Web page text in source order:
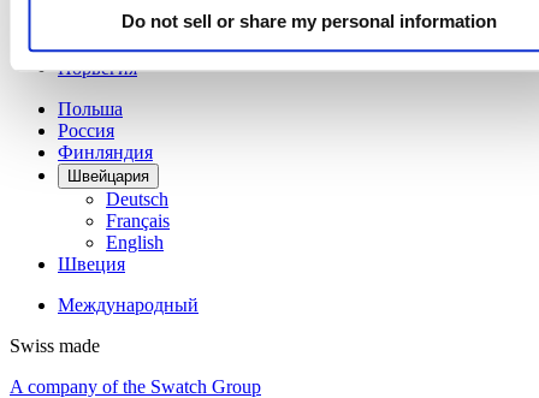
Do not sell or share my personal information
Français
Нидерланды
Норвегия
Польша
Россия
Финляндия
Швейцария
Deutsch
Français
English
Швеция
Международный
Swiss made
A company of the Swatch Group